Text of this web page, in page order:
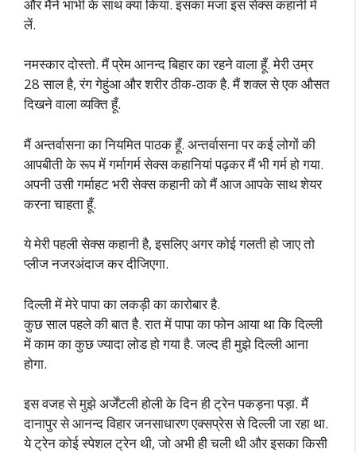
और मैंने भाभी के साथ क्या किया. इसका मजा इस सेक्स कहानी में
लें.
नमस्कार दोस्तो. मैं प्रेम आनन्द बिहार का रहने वाला हूँ. मेरी उम्र
28 साल है, रंग गेहुंआ और शरीर ठीक-ठाक है. मैं शक्ल से एक औसत
दिखने वाला व्यक्ति हूँ.
मैं अन्तर्वासना का नियमित पाठक हूँ. अन्तर्वासना पर कई लोगों की
आपबीती के रूप में गर्मागर्म सेक्स कहानियां पढ़कर मैं भी गर्म हो गया.
अपनी उसी गर्माहट भरी सेक्स कहानी को मैं आज आपके साथ शेयर
करना चाहता हूँ.
ये मेरी पहली सेक्स कहानी है, इसलिए अगर कोई गलती हो जाए तो
प्लीज नजरअंदाज कर दीजिएगा.
दिल्ली में मेरे पापा का लकड़ी का कारोबार है.
कुछ साल पहले की बात है. रात में पापा का फोन आया था कि दिल्ली
में काम का कुछ ज्यादा लोड हो गया है. जल्द ही मुझे दिल्ली आना
होगा.
इस वजह से मुझे अर्जेंटली होली के दिन ही ट्रेन पकड़ना पड़ा. मैं
दानापुर से आनन्द विहार जनसाधारण एक्सप्रेस से दिल्ली जा रहा था.
ये ट्रेन कोई स्पेशल ट्रेन थी, जो अभी ही चली थी और इसका किसी